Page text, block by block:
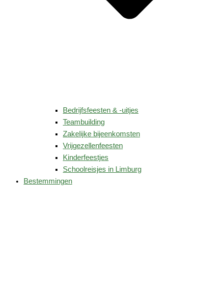
Bedrijfsfeesten & -uitjes
Teambuilding
Zakelijke bijeenkomsten
Vrijgezellenfeesten
Kinderfeestjes
Schoolreisjes in Limburg
Bestemmingen